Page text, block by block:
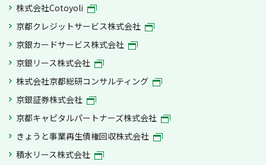
株式会社Cotoyoli
京都クレジットサービス株式会社
京銀カードサービス株式会社
京銀リース株式会社
株式会社京都総研コンサルティング
京銀証券株式会社
京都キャピタルパートナーズ株式会社
きょうと事業再生債権回収株式会社
積水リース株式会社